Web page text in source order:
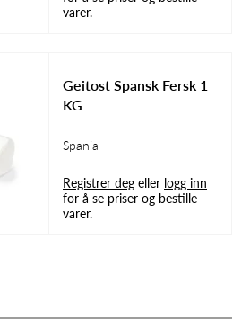
varer.
Geitost Spansk Fersk 1
KG
Spania
Registrer deg eller logg inn
for å se priser og bestille
varer.